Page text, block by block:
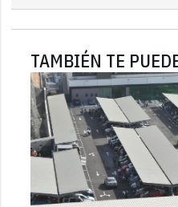
TAMBIÉN TE